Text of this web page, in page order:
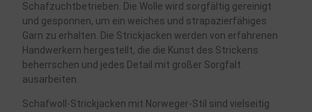
Schafzuchtbetrieben. Die Wolle wird sorgfältig gereinigt
und gesponnen, um ein weiches und strapazierfähiges
Garn zu erhalten. Die Strickjacken werden von erfahrenen
Handwerkern hergestellt, die die Kunst des Strickens
beherrschen und jedes Detail mit großer Sorgfalt
ausarbeiten.
Schafwoll-Strickjacken mit Norweger-Stil sind vielseitig